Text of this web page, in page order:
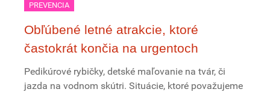
PREVENCIA
Obľúbené letné atrakcie, ktoré
častokrát končia na urgentoch
Pedikúrové rybičky, detské maľovanie na tvár, či
jazda na vodnom skútri. Situácie, ktoré považujeme